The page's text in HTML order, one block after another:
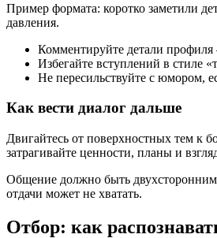
Пример формата: коротко заметили
давления.
Комментируйте детали
Избегайте вступлений в стиле
Не пересильствуйте с юмором,
Как вести диалог дальше
Двигайтесь от поверхностных тем к
затрагивайте ценности, планы и
Общение должно быть
отдачи может не хватать.
Отбор: как